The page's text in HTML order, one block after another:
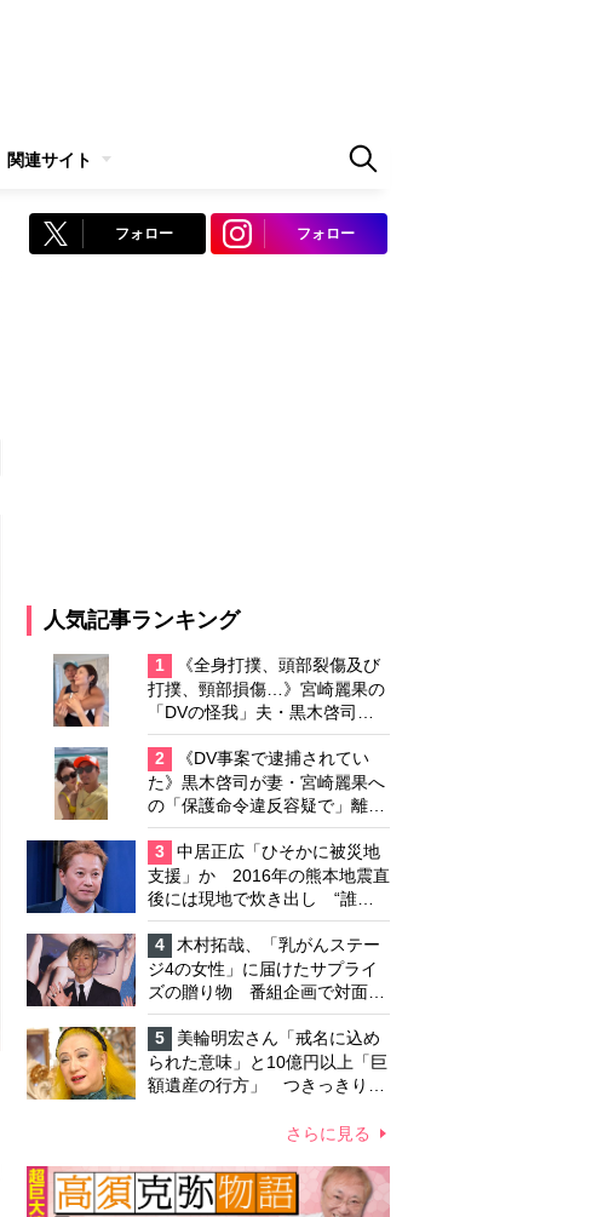
関連サイト
フォロー フォロー
人気記事ランキング
1
《全身打撲、頭部裂傷及び
打撲、頸部損傷…》宮崎麗果の
「DVの怪我」夫・黒木啓司の
逮捕で始まる「夫婦の闘争」
2
《DV事案で逮捕されてい
た》黒木啓司が妻・宮崎麗果へ
の「保護命令違反容疑で」離婚
協議は「第二ステージ」へ
3
中居正広「ひそかに被災地
支援」か 2016年の熊本地震直
後には現地で炊き出し “誰に
も知られなくて良い”と、むし
ろ強まる福祉活動への思い
4
木村拓哉、「乳がんステー
ジ4の女性」に届けたサプライ
ズの贈り物 番組企画で対面し
たファンが、夢と希望を与える
心遣いに「うれしくて号泣しま
した」
5
美輪明宏さん「戒名に込め
られた意味」と10億円以上「巨
額遺産の行方」 つきっきりで
さらに見る